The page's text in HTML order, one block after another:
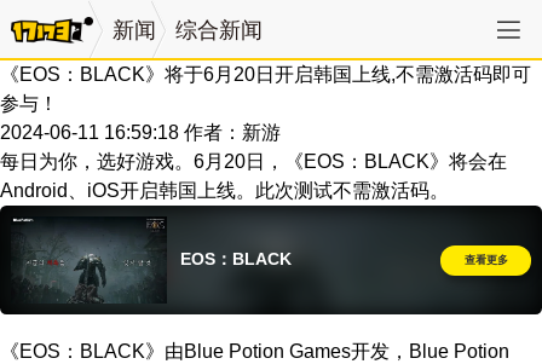
新闻 综合新闻
《EOS：BLACK》将于6月20日开启韩国上线,不需激活码即可
参与！
2024-06-11 16:59:18 作者：新游
每日为你，选好游戏。6月20日，《EOS：BLACK》将会在
Android、iOS开启韩国上线。此次测试不需激活码。
EOS：BLACK 查看更多
《EOS：BLACK》由Blue Potion Games开发，Blue Potion